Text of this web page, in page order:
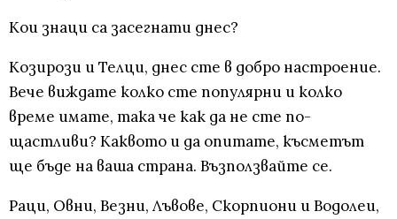
Кои знаци са засегнати днес?
Козирози и Телци, днес сте в добро настроение.
Вече виждате колко сте популярни и колко
време имате, така че как да не сте по-
щастливи? Каквото и да опитате, късметът
ще бъде на ваша страна. Възползвайте се.
Раци, Овни, Везни, Лъвове, Скорпиони и Водолеи,